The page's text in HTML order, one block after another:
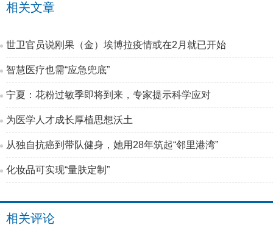
相关文章
世卫官员说刚果（金）埃博拉疫情或在2月就已开始
智慧医疗也需“应急兜底”
宁夏：花粉过敏季即将到来，专家提示科学应对
为医学人才成长厚植思想沃土
从独自抗癌到带队健身，她用28年筑起“邻里港湾”
化妆品可实现“量肤定制”
相关评论